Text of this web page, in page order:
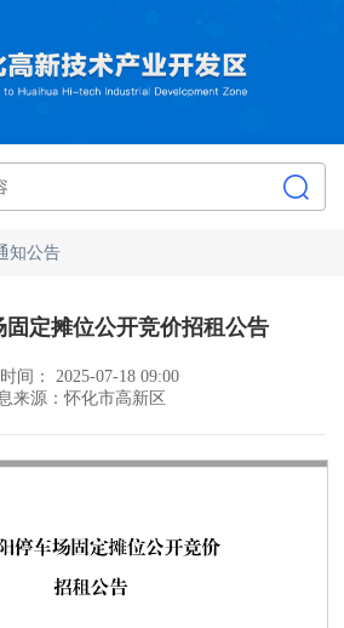
知公告
固定摊位公开竞价招租公告
间： 2025-07-18 09:00
来源：怀化市高新区